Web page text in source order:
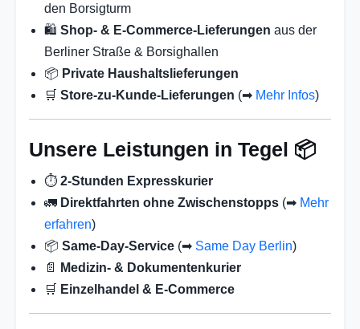
den Borsigturm
🛍️Shop- & E-Commerce-Lieferungen aus der
Berliner Straße & Borsighallen
📦 Private Haushaltslieferungen
🛒Store-zu-Kunde-Lieferungen (➡ Mehr Infos)
Unsere Leistungen in Tegel 📦
⏱️2-Stunden Expresskurier
🚛 Direktfahrten ohne Zwischenstopps (➡ Mehr
erfahren)
📦Same-Day-Service (➡ Same Day Berlin)
📄
Medizin- & Dokumentenkurier
🛒 Einzelhandel & E-Commerce